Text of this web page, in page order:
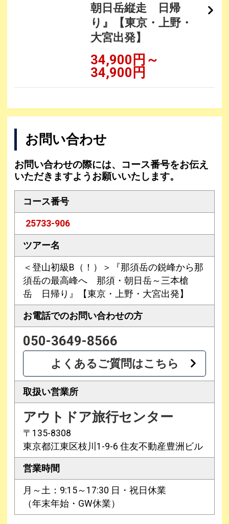
朝日岳縦走 日帰
り』【東京・上野・
大宮出発】
34,900円～
34,900円
お問い合わせ
お問い合わせの際には、コース番号をお伝え
いただきますようお願いいたします。
コース番号
25733-906
ツアー名
＜登山初級B（！）＞『那須岳の鋭峰から那
須岳の最高峰へ 那須・朝日岳～三本槍
岳 日帰り』【東京・上野・大宮出発】
お電話でのお問い合わせの方
050-3649-8566
よくあるご質問はこちら
取扱い営業所
アウトドア旅行センター
〒135-8308
東京都江東区枝川1-9-6 住友不動産豊洲ビル
営業時間
月～土：9:15～17:30 日・祝日休業
（年末年始・GW休業）